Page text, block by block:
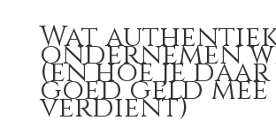
Wat
ondernemen
(en hoe je daar
goed geld mee
verdient)